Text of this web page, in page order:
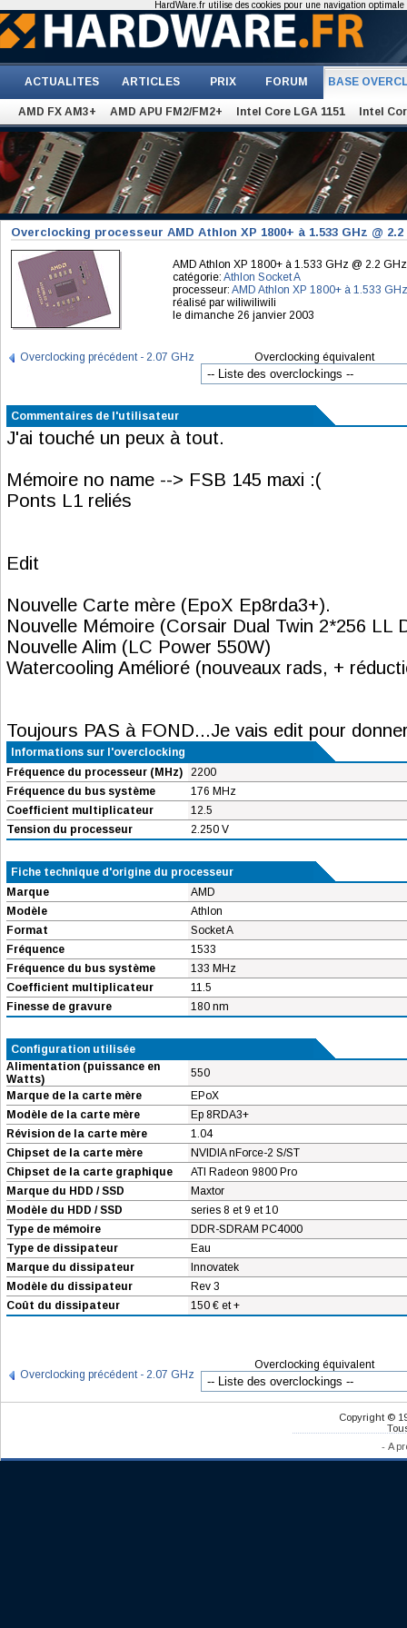
ACTUALITES ARTICLES PRIX FORUM BASE
AMD FX AM3+ AMD APU FM2/FM2+ Intel Core LGA 1151 Intel
Overclocking processeur AMD Athlon XP 1800+ à 1.533 GHz @ 2.2
AMD Athlon XP 1800+ à 1.533 GHz @ 2.2 GHz
catégorie: Athlon Socket A
processeur: AMD Athlon XP 1800+ à 1.533 GHz
réalisé par wiliwiliwili
le dimanche 26 janvier 2003
Overclocking précédent - 2.07 GHz Overclocking équivalent
Commentaires de l'utilisateur
J'ai touché un peux à tout.
Mémoire no name --> FSB 145 maxi :(
Ponts L1 reliés
Edit
Nouvelle Carte mère (EpoX Ep8rda3+).
Nouvelle Mémoire (Corsair Dual Twin 2*256 LL
Nouvelle Alim (LC Power 550W)
Watercooling Amélioré (nouveaux rads, +
Toujours PAS à FOND...Je vais edit pour
Informations sur l'overclocking
Fréquence du processeur (MHz)
2200
Fréquence du bus système
176 MHz
Coefficient multiplicateur
12.5
Tension du processeur
2.250 V
Fiche technique d'origine du processeur
Marque
AMD
Modèle
Athlon
Format
Socket A
Fréquence
1533
Fréquence du bus système
133 MHz
Coefficient multiplicateur
11.5
Finesse de gravure
180 nm
Configuration utilisée
Alimentation (puissance en
Watts)
550
Marque de la carte mère
EPoX
Modèle de la carte mère
Ep 8RDA3+
Révision de la carte mère
1.04
Chipset de la carte mère
NVIDIA nForce-2 S/ST
Chipset de la carte graphique
ATI Radeon 9800 Pro
Marque du HDD / SSD
Maxtor
Modèle du HDD / SSD
series 8 et 9 et 10
Type de mémoire
DDR-SDRAM PC4000
Type de dissipateur
Eau
Marque du dissipateur
Innovatek
Modèle du dissipateur
Rev 3
Coût du dissipateur
150 € et +
Overclocking précédent - 2.07 GHz
Overclocking équivalent
Copyright ©
- A
HardWare.fr utilise des cookies pour une navigation